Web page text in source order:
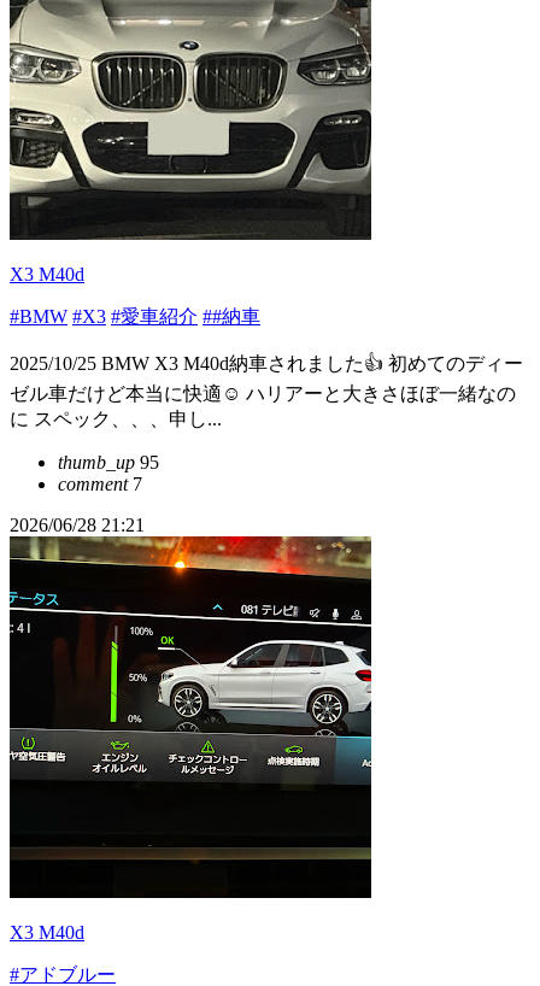
X3 M40d
#BMW #X3 #愛車紹介 ##納車
2025/10/25 BMW X3 M40d納車されました👍 初めてのディー
ゼル車だけど本当に快適☺️ ハリアーと大きさほぼ一緒なの
に スペック、、、申し...
thumb_up 95
comment7
2026/06/28 21:21
X3 M40d
#アドブルー